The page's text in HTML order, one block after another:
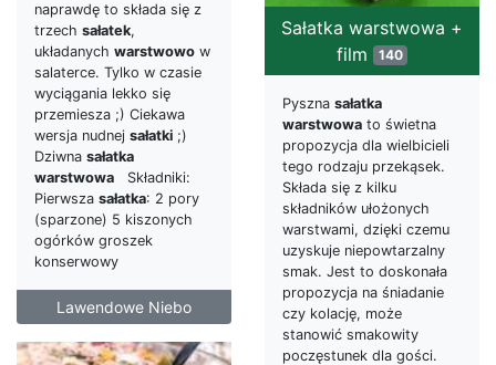
naprawdę to składa się z
trzech sałatek,
układanych warstwowo w
salaterce. Tylko w czasie
wyciągania lekko się
przemiesza ;) Ciekawa
wersja nudnej sałatki ;)
Dziwna sałatka
warstwowa Składniki:
Pierwsza sałatka: 2 pory
(sparzone) 5 kiszonych
ogórków groszek
konserwowy
Lawendowe Niebo
Sałatka warstwowa +
film
140
Pyszna sałatka
warstwowa to świetna
propozycja dla wielbicieli
tego rodzaju przekąsek.
Składa się z kilku
składników ułożonych
warstwami, dzięki czemu
uzyskuje niepowtarzalny
smak. Jest to doskonała
propozycja na śniadanie
czy kolację, może
stanowić smakowity
poczęstunek dla gości.